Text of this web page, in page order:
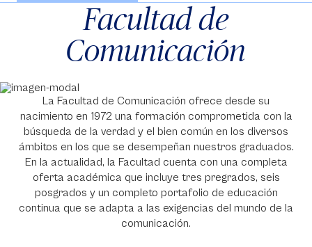
Facultad de
Comunicación
La Facultad de Comunicación ofrece desde su
nacimiento en 1972 una formación comprometida con la
búsqueda de la verdad y el bien común en los diversos
ámbitos en los que se desempeñan nuestros graduados.
En la actualidad, la Facultad cuenta con una completa
oferta académica que incluye tres pregrados, seis
posgrados y un completo portafolio de educación
continua que se adapta a las exigencias del mundo de la
comunicación.